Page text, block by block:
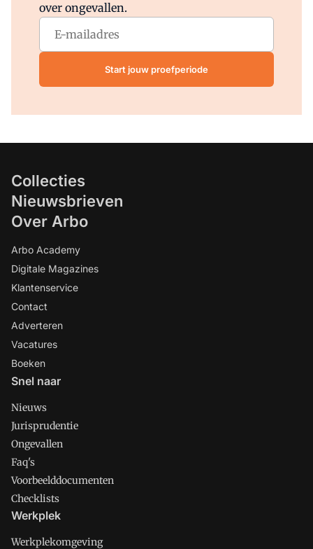
over ongevallen.
Start jouw proefperiode
Collecties
Nieuwsbrieven
Over Arbo
Arbo Academy
Digitale Magazines
Klantenservice
Contact
Adverteren
Vacatures
Boeken
Snel naar
Nieuws
Jurisprudentie
Ongevallen
Faq's
Voorbeelddocumenten
Checklists
Werkplek
Werkplekomgeving